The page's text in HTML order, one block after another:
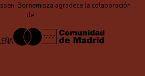
Bornemisza agradece la colaboración
de: